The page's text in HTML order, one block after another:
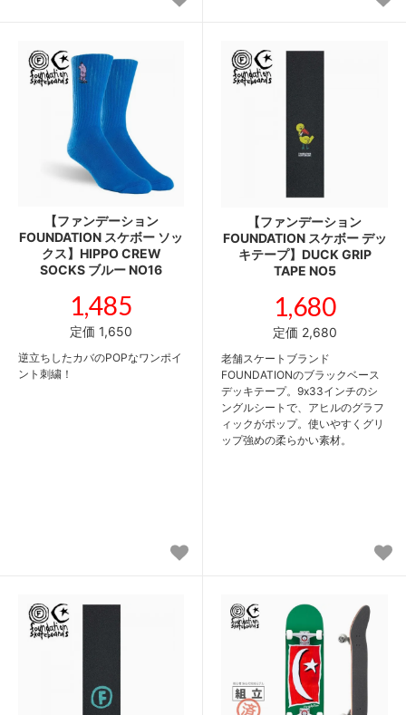
【ファンデーション
FOUNDATION スケボー ソッ
クス】HIPPO CREW
SOCKS ブルー NO16
1,485
定価 1,650
逆立ちしたカバのPOPなワンポイ
ント刺繍！
【ファンデーション
FOUNDATION スケボー デッ
キテープ】DUCK GRIP
TAPE NO5
1,680
定価 2,680
老舗スケートブランド
FOUNDATIONのブラックベース
デッキテープ。9x33インチのシ
ングルシートで、アヒルのグラフ
ィックがポップ。使いやすくグリ
ップ強めの柔らかい素材。